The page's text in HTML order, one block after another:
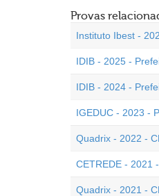
Provas
Instituto Ibest -
IDIB - 2025 -
IDIB - 2024 -
IGEDUC - 2023 -
Quadrix - 2022 -
CETREDE - 2021
Quadrix - 2021 -